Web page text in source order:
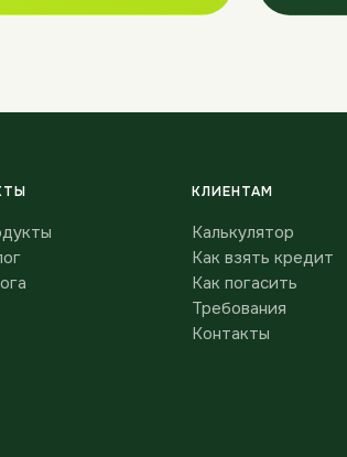
КЛИЕНТАМ
Калькулятор
Как взять кредит
Как погасить
Требования
Контакты